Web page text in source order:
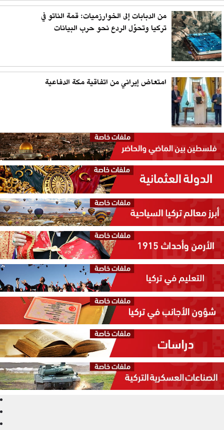
من الدبابات إلى الخوارزميات: قمة الناتو في
تركيا وتحوّل الردع نحو حرب البيانات
امتعاض إيراني من اتفاقية مكة الدفاعية